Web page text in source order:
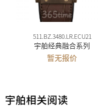
511.BZ.3480.LR.ECU21
宇舶经典融合系列
暂无报价
宇舶相关阅读